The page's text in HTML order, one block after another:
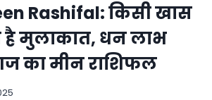
Rashifal: किसी खास
है मुलाकात, धन लाभ
का मीन राशिफल